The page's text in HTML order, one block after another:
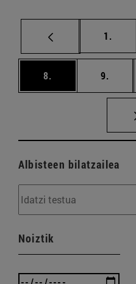
1.
8. 9.
Albisteen bilatzailea
Noiztik